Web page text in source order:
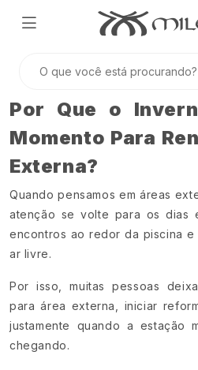
Por Que o
Momento Para
Externa?
Quando pensamos em áreas
atenção se volte para os dias
encontros ao redor da piscina e
ar livre.
Por isso, muitas pessoas
para área externa, iniciar
justamente quando a estação
chegando.